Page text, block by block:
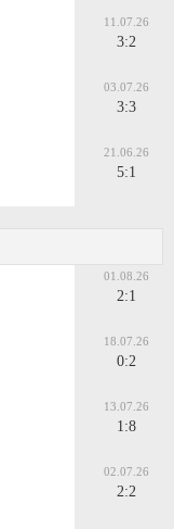
11.07.26
3:2
03.07.26
3:3
21.06.26
5:1
01.08.26
2:1
18.07.26
0:2
13.07.26
1:8
02.07.26
2:2